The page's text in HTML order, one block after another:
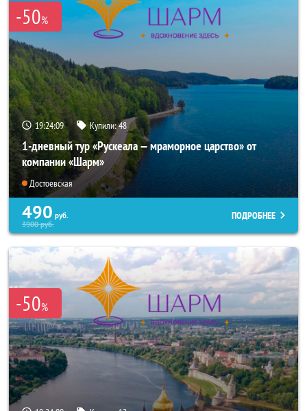
-50%
19:24:07 Купили:48
1-дневный тур «Рускеала — мраморное царство» от
компании «Шарм»
Достоевская
490 руб.
3900руб.
ПОДРОБНЕЕ
-50%